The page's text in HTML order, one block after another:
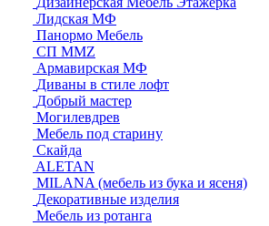
Лидская МФ
Панормо Мебель
СП ММZ
Армавирская МФ
Диваны в стиле лофт
Добрый мастер
Могилевдрев
Мебель под старину
Скайда
ALETAN
MILANA (мебель из бука и ясеня)
Декоративные изделия
Мебель из ротанга